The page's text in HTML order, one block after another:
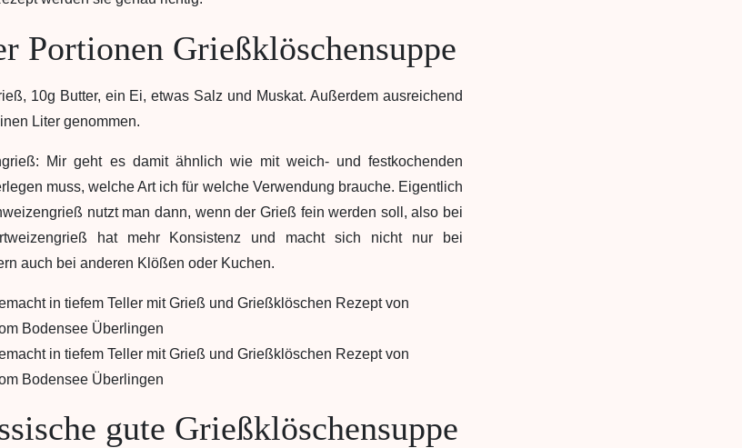
Portionen Grießklöschensuppe
10g Butter, ein Ei, etwas Salz und Muskat. Außerdem ausreichend
Liter genommen.
Mir geht es damit ähnlich wie mit weich- und festkochenden
muss, welche Art ich für welche Verwendung brauche. Eigentlich
nutzt man dann, wenn der Grieß fein werden soll, also bei
hat mehr Konsistenz und macht sich nicht nur bei
auch bei anderen Klößen oder Kuchen.
gute Grießklöschensuppe